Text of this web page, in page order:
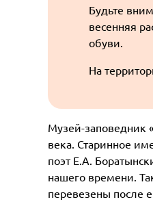
Будьте
весенняя
обуви.
На
Музей-заповедник
века. Старинное
поэт Е.А.
нашего времени.
перевезены после